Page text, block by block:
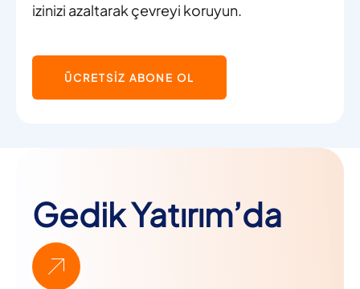
izinizi azaltarak çevreyi koruyun.
ÜCRETSİZ ABONE OL
Gedik Yatırım’da